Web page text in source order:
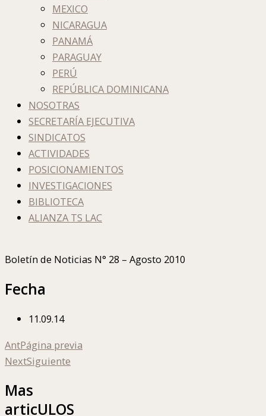
MEXICO
NICARAGUA
PANAMÁ
PARAGUAY
PERÚ
REPÚBLICA DOMINICANA
NOSOTRAS
SECRETARÍA EJECUTIVA
SINDICATOS
ACTIVIDADES
POSICIONAMIENTOS
INVESTIGACIONES
BIBLIOTECA
ALIANZA TS LAC
Boletín de Noticias N° 28 – Agosto 2010
Fecha
11.09.14
AntPágina previa
NextSiguiente
Mas
articULOS